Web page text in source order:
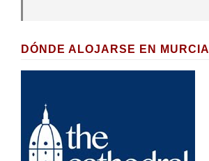
DÓNDE ALOJARSE EN MURCIA